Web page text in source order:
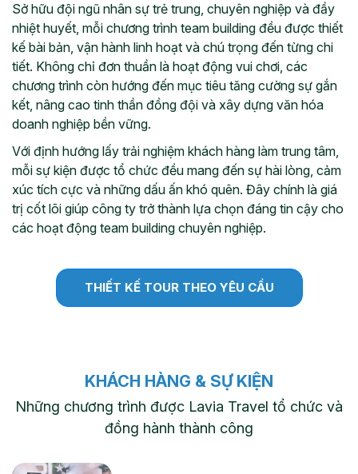
Sở hữu đội ngũ nhân sự trẻ trung, chuyên nghiệp và đầy
nhiệt huyết, mỗi chương trình team building đều được thiết
kế bài bản, vận hành linh hoạt và chú trọng đến từng chi
tiết. Không chỉ đơn thuần là hoạt động vui chơi, các
chương trình còn hướng đến mục tiêu tăng cường sự gắn
kết, nâng cao tinh thần đồng đội và xây dựng văn hóa
doanh nghiệp bền vững.
Với định hướng lấy trải nghiệm khách hàng làm trung tâm,
mỗi sự kiện được tổ chức đều mang đến sự hài lòng, cảm
xúc tích cực và những dấu ấn khó quên. Đây chính là giá
trị cốt lõi giúp công ty trở thành lựa chọn đáng tin cậy cho
các hoạt động team building chuyên nghiệp.
THIẾT KẾ TOUR THEO YÊU CẦU
KHÁCH HÀNG & SỰ KIỆN
Những chương trình được Lavia Travel tổ chức và
đồng hành thành công